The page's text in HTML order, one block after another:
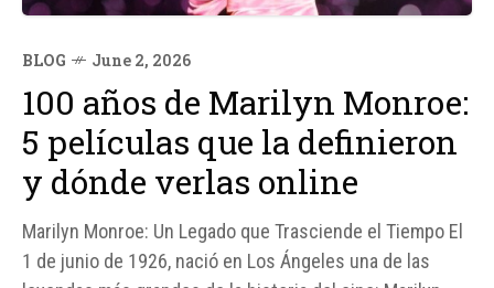
BLOG June 2, 2026
100 años de Marilyn Monroe:
5 películas que la definieron
y dónde verlas online
Marilyn Monroe: Un Legado que Trasciende el Tiempo El
1 de junio de 1926, nació en Los Ángeles una de las